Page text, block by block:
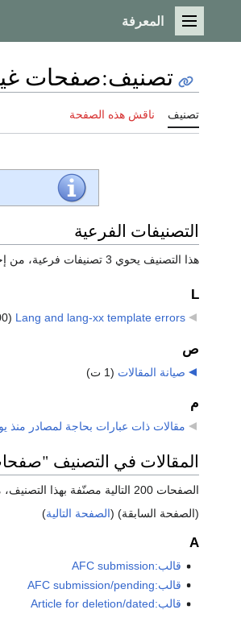
القائمة الرئيسية
المعرفة
تصنيف:صفحات
تصنيف ناقش هذه الصفحة
التصنيفات الفرعية
هذا التصنيف يحوي 3 تصنيفات فرعية، من إجمالي 3.
L
Lang and lang-xx template errors (900 ص)
ص
صيانة المقالات (1 ت)
م
مقالات ذات عبارات بحاجة لمصادر منذ يوليو
المقالات في التصنيف
الصفحات 200 التالية مصنّفة بهذا التصنيف، من إجمالي 503.
(الصفحة السابقة) (الصفحة التالية)
A
قالب:AFC submission
قالب:AFC submission/pending
قالب:Article for deletion/dated